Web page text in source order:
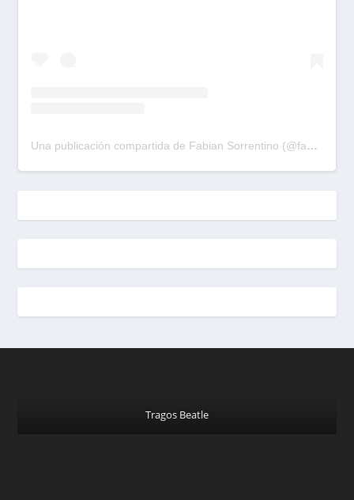
Una publicación compartida de Fabian Sorrentino (@fabiansonria)
Tragos Beatle